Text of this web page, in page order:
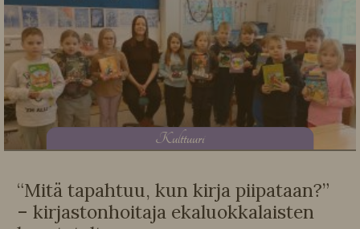
Kulttuuri
“Mitä tapahtuu, kun kirja piipataan?”
– kirjastonhoitaja ekaluokkalaisten